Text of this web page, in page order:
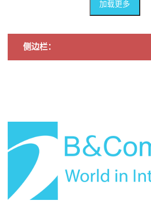
加载更多
侧边栏：